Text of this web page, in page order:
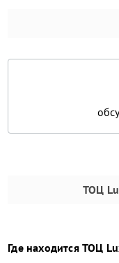
ТОЦ
Где находитсяТОЦ